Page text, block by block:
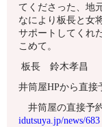
てくださった、地
なにより板長と女
サポートしてくれ
こめて。
板長 鈴木孝昌
井筒屋HPから直接
井筒屋の直接予
idutsuya.jp/news/683